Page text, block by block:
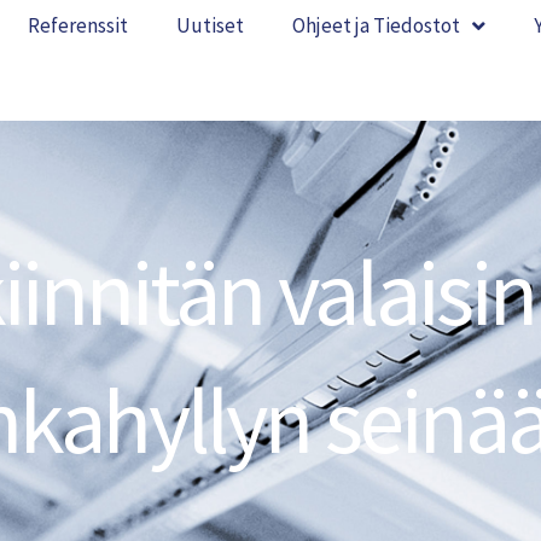
Referenssit Uutiset Ohjeet ja Tiedostot